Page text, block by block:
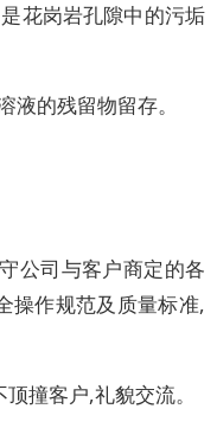
花岗岩孔隙中的污垢
的残留物留存。
公司与客户商定的各
操作规范及质量标准,
撞客户,礼貌交流。